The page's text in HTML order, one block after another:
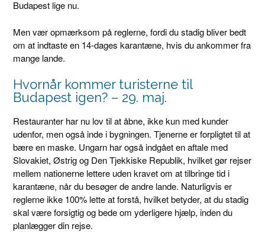
Budapest lige nu.
Men vær opmærksom på reglerne, fordi du stadig bliver bedt
om at indtaste en 14-dages karantæne, hvis du ankommer fra
mange lande.
Hvornår kommer turisterne til
Budapest igen? – 29. maj.
Restauranter har nu lov til at åbne, ikke kun med kunder
udenfor, men også inde i bygningen. Tjenerne er forpligtet til at
bære en maske. Ungarn har også indgået en aftale med
Slovakiet, Østrig og Den Tjekkiske Republik, hvilket gør rejser
mellem nationerne lettere uden kravet om at tilbringe tid i
karantæne, når du besøger de andre lande. Naturligvis er
reglerne ikke 100% lette at forstå, hvilket betyder, at du stadig
skal være forsigtig og bede om yderligere hjælp, inden du
planlægger din rejse.